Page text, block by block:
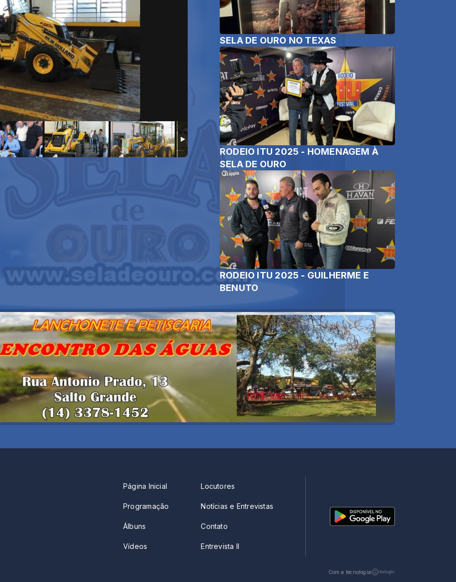
SELA DE OURO NO TEXAS
RODEIO ITU 2025 - HOMENAGEM À
SELA DE OURO
RODEIO ITU 2025 - GUILHERME E
BENUTO
Página Inicial
Programação
Álbuns
Vídeos
Locutores
Notícias e Entrevistas
Contato
Entrevista II
Com a tecnologia